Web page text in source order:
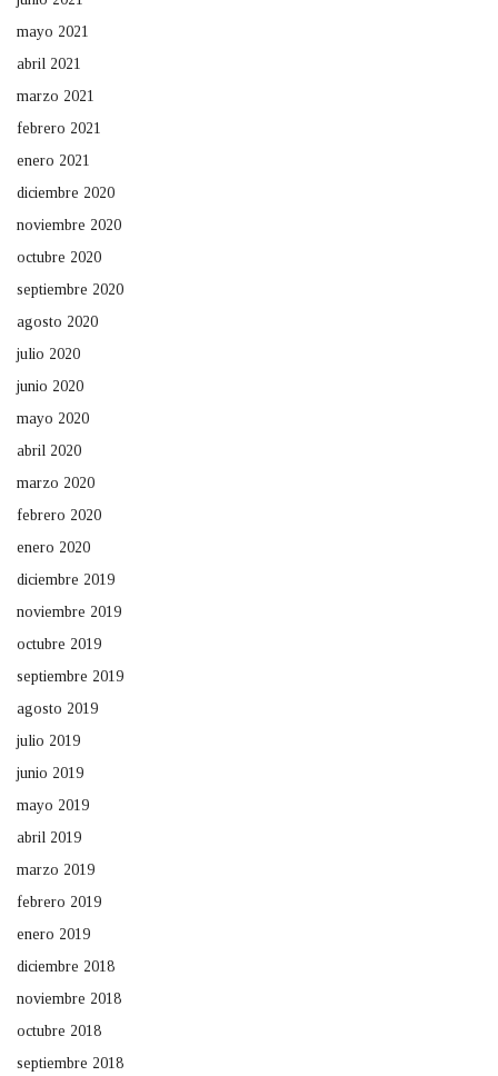
mayo 2021
abril 2021
marzo 2021
febrero 2021
enero 2021
diciembre 2020
noviembre 2020
octubre 2020
septiembre 2020
agosto 2020
julio 2020
junio 2020
mayo 2020
abril 2020
marzo 2020
febrero 2020
enero 2020
diciembre 2019
noviembre 2019
octubre 2019
septiembre 2019
agosto 2019
julio 2019
junio 2019
mayo 2019
abril 2019
marzo 2019
febrero 2019
enero 2019
diciembre 2018
noviembre 2018
octubre 2018
septiembre 2018